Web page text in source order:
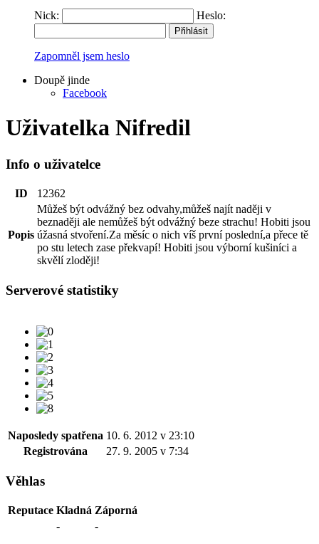
Nick: Heslo:
Zapomněl jsem heslo
Doupě jinde
Facebook
Uživatelka Nifredil
Info o uživatelce
ID 12362
Popis
Můžeš být odvážný bez odvahy,můžeš najít naději v
beznaději ale nemůžeš být odvážný beze strachu! Hobiti jsou
úžasná stvoření.Za měsíc o nich víš první poslední,a přece tě
po stu letech zase překvapí! Hobiti jsou výborní kušiníci a
skvělí zloději!
Serverové statistiky
Naposledy spatřena 10. 6. 2012 v 23:10
Registrována
27. 9. 2005 v 7:34
Věhlas
Reputace Kladná Záporná
-
-